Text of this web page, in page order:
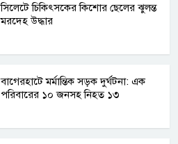
সিলেটে চিকিৎসকের কিশোর ছেলের ঝুলন্ত
মরদেহ উদ্ধার
বাগেরহাটে মর্মান্তিক সড়ক দুর্ঘটনা: এক
পরিবারের ১০ জনসহ নিহত ১৩